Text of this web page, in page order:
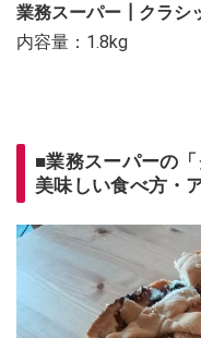
業務スーパー┃クラシ
内容量：1.8kg
■業務スーパーの
美味しい食べ方・